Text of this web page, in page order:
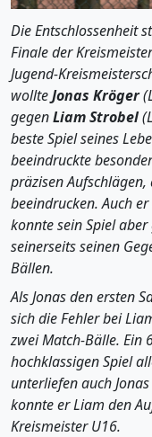
Die Entschlossenheit
Finale der
Jugend-
wollteJonas Kröger
gegenLiam Strobel
beste Spiel seines
beeindruckte
präzisen
beeindrucken. Auch
konnte sein Spiel
seinerseits seinen
Bällen.
Als Jonas den ersten
sich die Fehler bei
zwei Match-Bälle. Ein
hochklassigen Spiel
unterliefen auch
konnte er Liam den
Kreismeister U16.